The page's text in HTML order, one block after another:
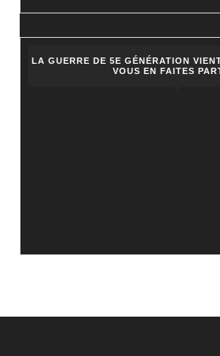
LA GUERRE DE 5E GÉNÉRATION
VOUS EN FAITES